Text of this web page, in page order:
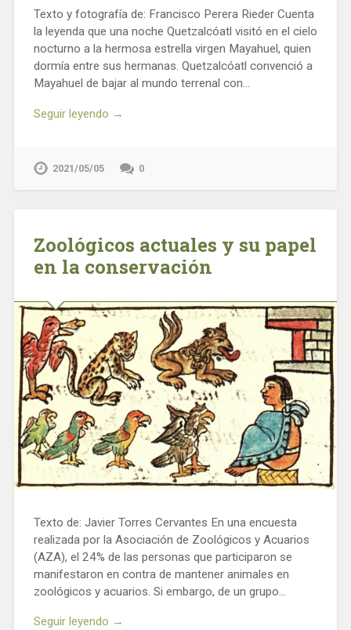
Texto y fotografía de: Francisco Perera Rieder Cuenta
la leyenda que una noche Quetzalcóatl visitó en el cielo
nocturno a la hermosa estrella virgen Mayahuel, quien
dormía entre sus hermanas. Quetzalcóatl convenció a
Mayahuel de bajar al mundo terrenal con…
Seguir leyendo →
2021/05/05 0
Zoológicos actuales y su papel
en la conservación
Texto de: Javier Torres Cervantes En una encuesta
realizada por la Asociación de Zoológicos y Acuarios
(AZA), el 24% de las personas que participaron se
manifestaron en contra de mantener animales en
zoológicos y acuarios. Si embargo, de un grupo…
Seguir leyendo →